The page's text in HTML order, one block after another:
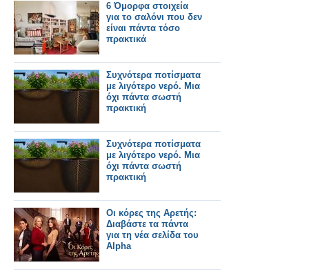
6 Όμορφα στοιχεία
για το σαλόνι που δεν
είναι πάντα τόσο
πρακτικά
Συχνότερα ποτίσματα
με λιγότερο νερό. Μια
όχι πάντα σωστή
πρακτική
Συχνότερα ποτίσματα
με λιγότερο νερό. Μια
όχι πάντα σωστή
πρακτική
Οι κόρες της Αρετής:
Διαβάστε τα πάντα
για τη νέα σελίδα του
Alpha